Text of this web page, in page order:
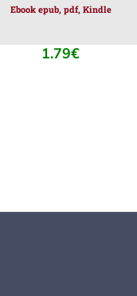
Ebook epub, pdf, Kindle
1.79€